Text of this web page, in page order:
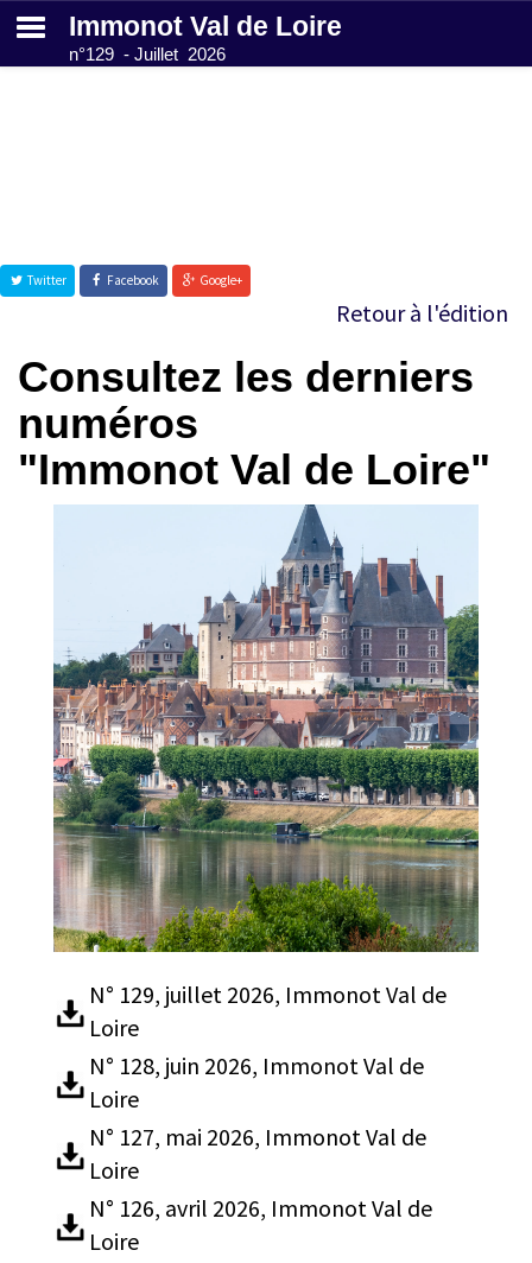
Annuaire des
notaires
Contactez-nous
Immonot Val de Loire
n°129 - Juillet 2026
Twitter Facebook Google+
Retour à l'édition
Consultez les derniers
numéros
"Immonot Val de Loire"
N° 129, juillet 2026, Immonot Val de
Loire
N° 128, juin 2026, Immonot Val de
Loire
N° 127, mai 2026, Immonot Val de
Loire
N° 126, avril 2026, Immonot Val de
Loire